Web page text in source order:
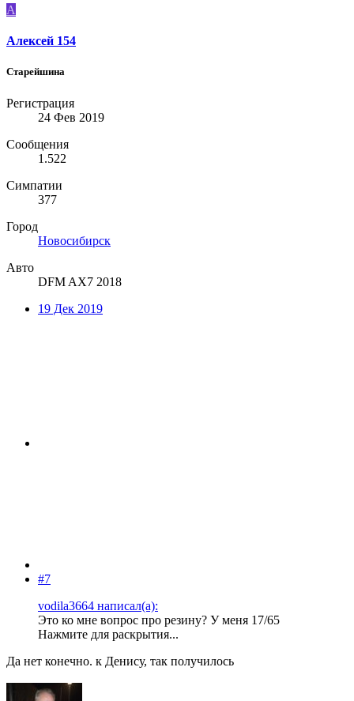
А
Алексей 154
Старейшина
Регистрация
24 Фев 2019
Сообщения
1.522
Симпатии
377
Город
Новосибирск
Авто
DFM AX7 2018
19 Дек 2019
#7
vodila3664 написал(а):
Это ко мне вопрос про резину? У меня 17/65
Нажмите для раскрытия...
Да нет конечно. к Денису, так получилось